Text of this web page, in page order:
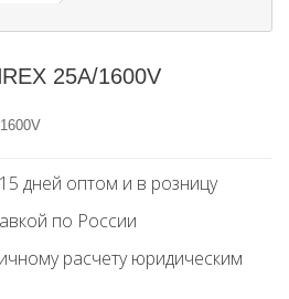
25A/1600V
дней оптом и в розницу
по России
расчету юридическим